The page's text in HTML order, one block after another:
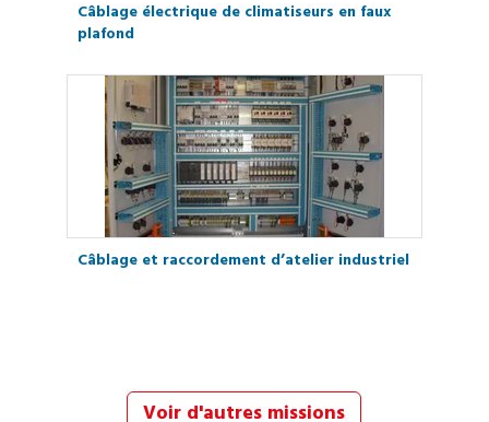
Câblage électrique de climatiseurs en faux
plafond
Câblage et raccordement d’atelier industriel
Voir d'autres missions